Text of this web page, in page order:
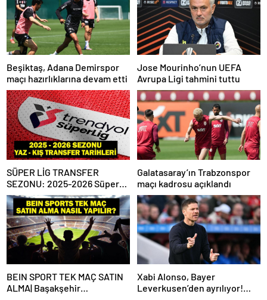
Beşiktaş, Adana Demirspor
maçı hazırlıklarına devam etti
Jose Mourinho’nun UEFA
Avrupa Ligi tahmini tuttu
SÜPER LİG TRANSFER
SEZONU: 2025-2026 Süper
Lig Yaz Transfer Sezonu Ne
Zaman Başlayacak? Kış
Transfer Sezonu Ne Zaman
Başlayacak? TFF Açıkladı!
Galatasaray’ın Trabzonspor
maçı kadrosu açıklandı
BEIN SPORT TEK MAÇ SATIN
ALMA| Başakşehir
Xabi Alonso, Bayer
Leverkusen’den ayrılıyor!